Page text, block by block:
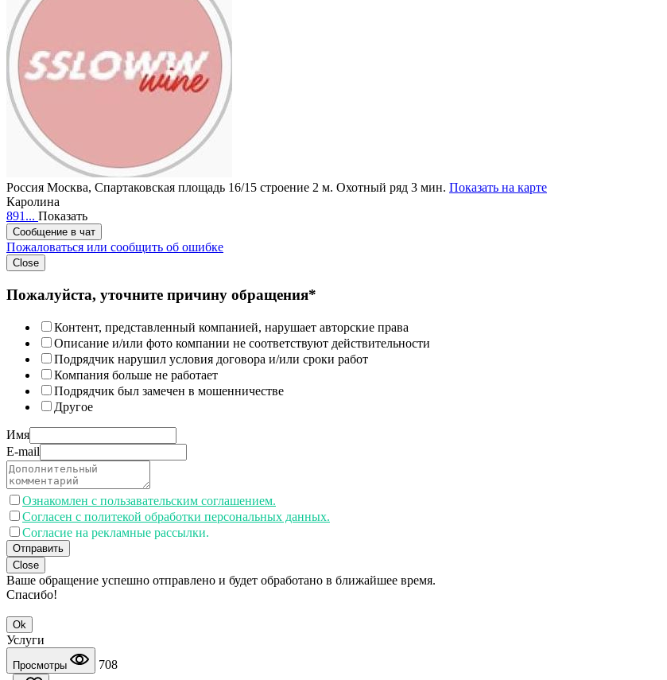
Россия Москва, Спартаковская площадь 16/15 строение 2 м. Охотный ряд 3 мин. Показать на карте
Каролина
891... Показать
Сообщение в чат
Пожаловаться или сообщить об ошибке
Close
Пожалуйста, уточните причину обращения*
Контент, представленный компанией, нарушает авторские права
Описание и/или фото компании не соответствуют действительности
Подрядчик нарушил условия договора и/или сроки работ
Компания больше не работает
Подрядчик был замечен в мошенничестве
Другое
Имя
E-mail
Ознакомлен с пользавательским соглашением.
Согласен с политекой обработки персональных данных.
Согласие на рекламные рассылки.
Отправить
Close
Ваше обращение успешно отправлено и будет обработано в ближайшее время.
Спасибо!
Ok
Услуги
Просмотры
708